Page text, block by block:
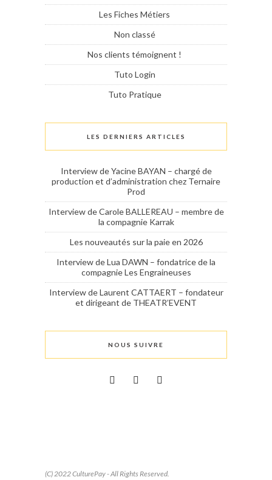
Les Fiches Métiers
Non classé
Nos clients témoignent !
Tuto Login
Tuto Pratique
LES DERNIERS ARTICLES
Interview de Yacine BAYAN – chargé de
production et d’administration chez Ternaire
Prod
Interview de Carole BALLEREAU – membre de
la compagnie Karrak
Les nouveautés sur la paie en 2026
Interview de Lua DAWN – fondatrice de la
compagnie Les Engraineuses
Interview de Laurent CATTAERT – fondateur
et dirigeant de THEATR’EVENT
NOUS SUIVRE
(C) 2022 CulturePay - All Rights Reserved.